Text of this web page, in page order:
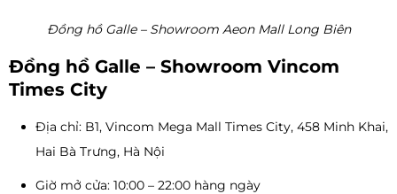
Đồng hồ Galle – Showroom Aeon Mall Long Biên
Đồng hồ Galle – Showroom Vincom
Times City
Địa chỉ: B1, Vincom Mega Mall Times City, 458 Minh Khai,
Hai Bà Trưng, Hà Nội
Giờ mở cửa: 10:00 – 22:00 hàng ngày